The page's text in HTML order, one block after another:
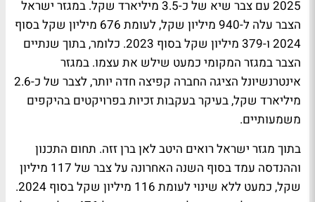
2025 עם צבר שיא של כ-3.5 מיליארד שקל. במגזר ישראל
הצבר עלה ל-940 מיליון שקל, לעומת 676 מיליון שקל בסוף
2024 ו-379 מיליון שקל בסוף 2023. כלומר, בתוך שנתיים
הצבר במגזר המקומי כמעט שילש את עצמו. במגזר
אינטרנשיונל הציגה החברה קפיצה חדה יותר, לצבר של כ-2.6
מיליארד שקל, בעיקר בעקבות זכיות בפרויקטים בהיקפים
משמעותיים.
בתוך מגזר ישראל רואים היטב לאן ברן זזה. תחום התכנון
וההנדסה עמד בסוף השנה האחרונה על צבר של 117 מיליון
שקל, כמעט ללא שינוי לעומת 116 מיליון שקל בסוף 2024.